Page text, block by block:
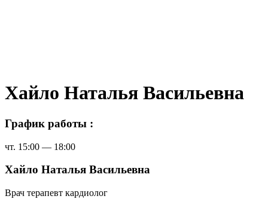
Хайло Наталья Васильевна
График работы :
чт. 15:00 — 18:00
Хайло Наталья Васильевна
Врач терапевт кардиолог